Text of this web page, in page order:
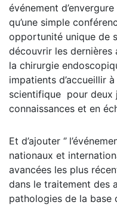
événement
qu’une simple
opportunité unique de
découvrir les dernières
la chirurgie
impatients d’accueillir
scientifique pour deux
connaissances et en
Et d’ajouter ‘’
nationaux et
avancées les plus
dans le traitement des
pathologies de la base